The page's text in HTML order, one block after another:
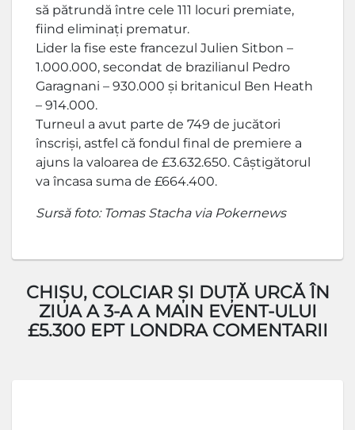
să pătrundă între cele 111 locuri premiate,
fiind eliminați prematur.
Lider la fise este francezul Julien Sitbon –
1.000.000, secondat de brazilianul Pedro
Garagnani – 930.000 și britanicul Ben Heath
– 914.000.
Turneul a avut parte de 749 de jucători
înscriși, astfel că fondul final de premiere a
ajuns la valoarea de £3.632.650. Câștigătorul
va încasa suma de £664.400.
Sursă foto: Tomas Stacha via Pokernews
CHIȘU, COLCIAR ȘI DUȚĂ URCĂ ÎN
ZIUA A 3-A A MAIN EVENT-ULUI
£5.300 EPT LONDRA COMENTARII